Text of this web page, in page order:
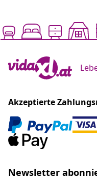
Akzeptierte
Newsletter